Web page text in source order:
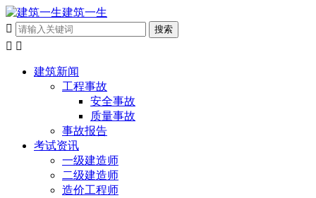
建筑一生

 
建筑新闻
工程事故
安全事故
质量事故
事故报告
考试资讯
一级建造师
二级建造师
造价工程师